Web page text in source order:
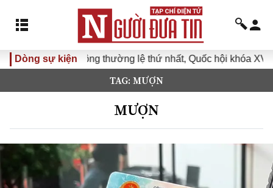
Dòng sự kiện
họp không thường lệ thứ nhất, Quốc hội khóa XVI Đưa
TAG: MƯỢN
MƯỢN